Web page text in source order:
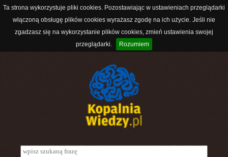
Ta strona wykorzystuje pliki cookies. Pozostawiając w ustawieniach przeglądarki
włączoną obsługę plików cookies wyrażasz zgodę na ich użycie. Jeśli nie
zgadzasz się na wykorzystanie plików cookies, zmień ustawienia swojej
przeglądarki.
Rozumiem